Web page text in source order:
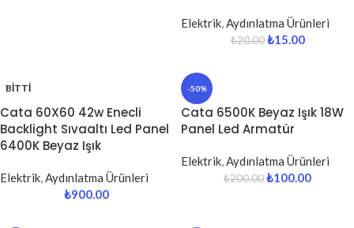
Elektrik Aydınlatma Ürünleri
₺20.00 ₺15.00
BITTI
Cata 60X60 42w Enecli
Backlight Sıvaaltı Led Panel
6400K Beyaz Işık
Elektrik Aydınlatma Ürünleri
₺900.00
-50%
Cata 6500K Beyaz Işık 18W
Panel Led Armatür
Elektrik Aydınlatma Ürünleri
₺200.00₺100.00